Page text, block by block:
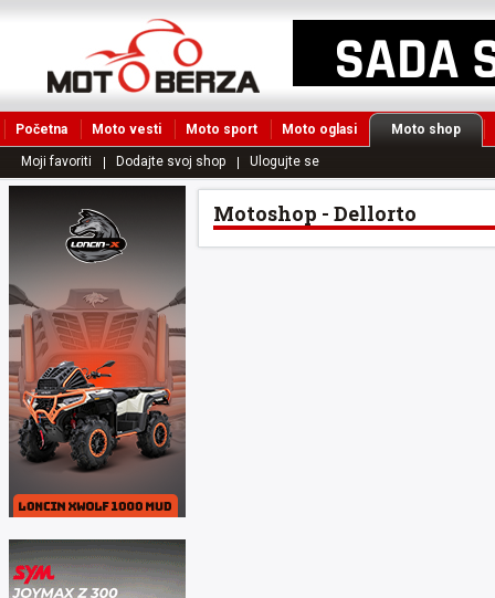
Početna Moto vesti Moto sport Moto oglasi Moto shop
Moji favoriti Dodajte svoj shop Ulogujte se
Motoshop - Dellorto